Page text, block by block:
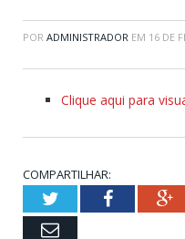
POR ADMINISTRADOR EM 16 DE
Clique aqui para
COMPARTILHAR:
TwitterFacebook
Email